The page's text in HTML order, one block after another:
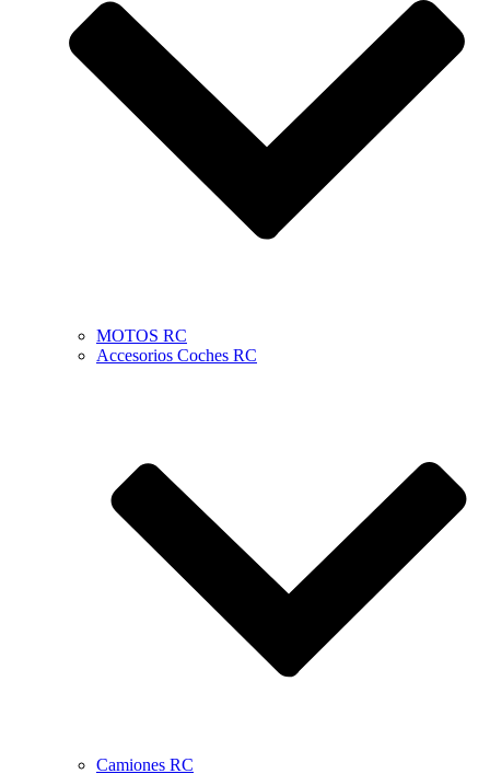
MOTOS RC
Accesorios Coches RC
Camiones RC